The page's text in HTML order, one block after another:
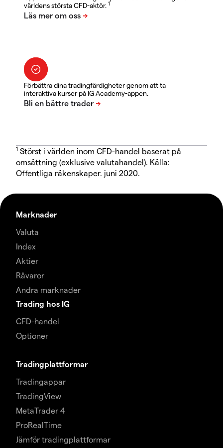
världens största CFD-aktör. 1
Förbättra dina tradingfärdigheter genom att ta
interaktiva kurser på IG Academy-appen.
1 Störst i världen inom CFD-handel baserat på
omsättning (exklusive valutahandel). Källa:
Offentliga räkenskaper. juni 2020.
Marknader
Valuta
Index
Aktier
Råvaror
Andra marknader
Trading hos IG
CFD-handel
Optioner
Tradingplattformar
Tradingappar
TradingView
MetaTrader 4
ProRealTime
Jämför tradingplattformar